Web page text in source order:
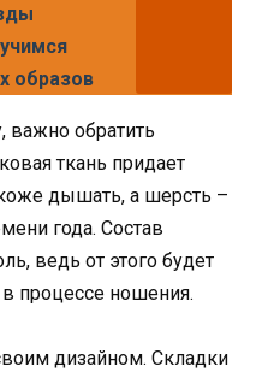
образов
обратить
ткань придает
дышать, а шерсть –
года. Состав
ведь от этого будет
процессе ношения.
дизайном. Складки